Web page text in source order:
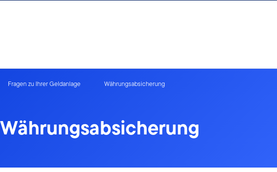
Fragen zu Ihrer Geldanlage Währungsabsicherung
Währungsabsicherung